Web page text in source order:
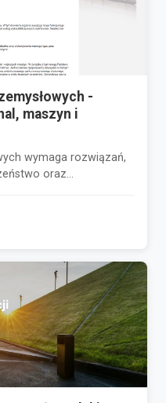
-
maszyn i
wymaga rozwiązań,
oraz...